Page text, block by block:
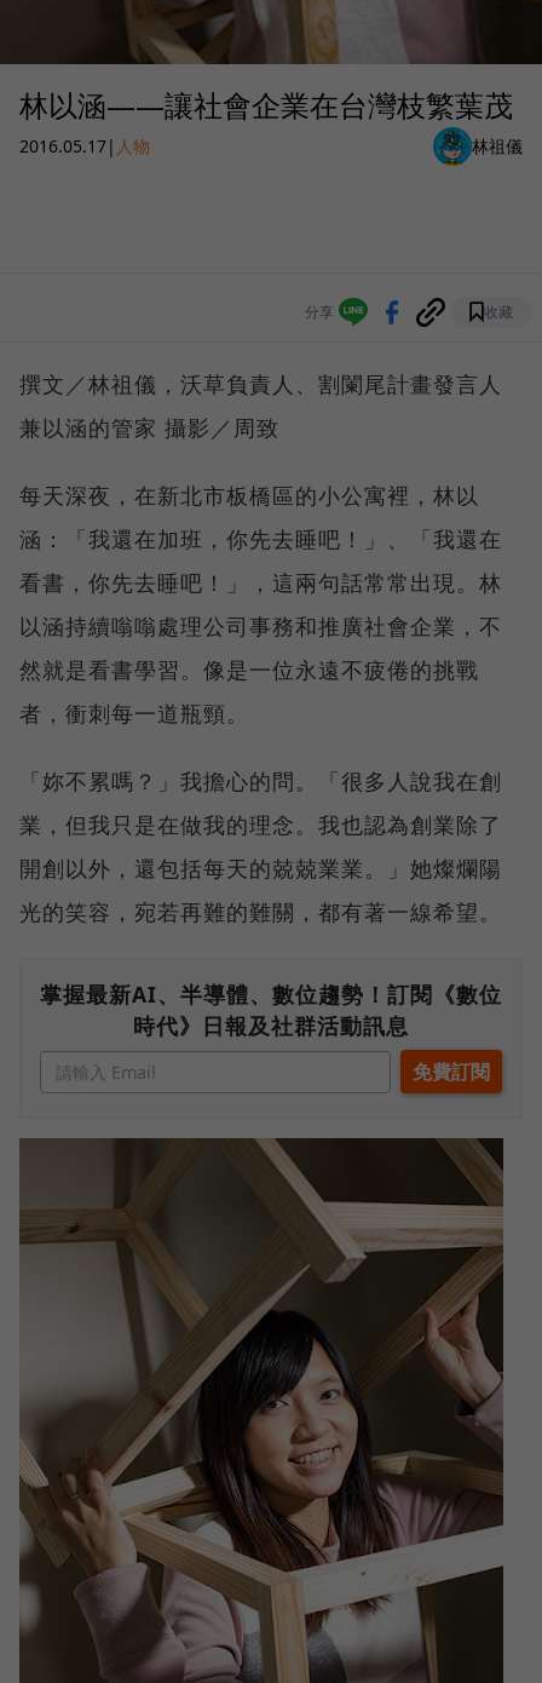
林以涵——讓社會企業在台灣枝繁葉茂
2016.05.17| 人物 林祖儀
分享 收藏
撰文／林祖儀，沃草負責人、割闌尾計畫發言人
兼以涵的管家 攝影／周致
每天深夜，在新北市板橋區的小公寓裡，林以
涵：「我還在加班，你先去睡吧！」、「我還在
看書，你先去睡吧！」，這兩句話常常出現。林
以涵持續嗡嗡處理公司事務和推廣社會企業，不
然就是看書學習。像是一位永遠不疲倦的挑戰
者，衝刺每一道瓶頸。
「妳不累嗎？」我擔心的問。「很多人說我在創
業，但我只是在做我的理念。我也認為創業除了
開創以外，還包括每天的兢兢業業。」她燦爛陽
光的笑容，宛若再難的難關，都有著一線希望。
掌握最新AI、半導體、數位趨勢！訂閱《數位
時代》日報及社群活動訊息